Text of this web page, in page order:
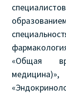
«Общая